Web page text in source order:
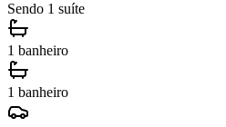
Sendo 1 suíte
1 banheiro
1 banheiro